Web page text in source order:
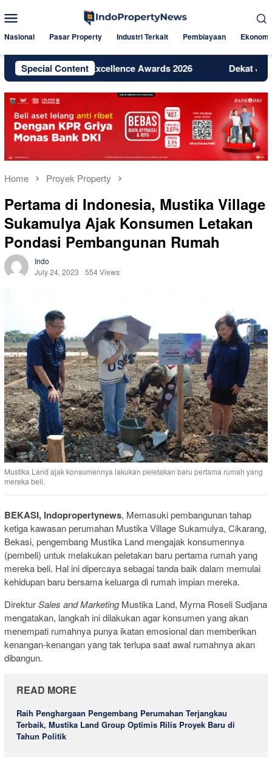
to
Menu
Nasional Pasar Property Industri Terkait Pembiayaan Ekonomi
Special Content
Digital Excellence Awards 2026 Dekat Jakarta dan
Home Proyek Property
Pertama di Indonesia, Mustika Village
Sukamulya Ajak Konsumen Letakan
Pondasi Pembangunan Rumah
Indo
July 24, 2023
554 Views
Mustika Land ajak konsumennya lakukan peletakan baru pertama rumah yang
mereka beli.
BEKASI, Indopropertynews, Memasuki pembangunan tahap
ketiga kawasan perumahan Mustika Village Sukamulya, Cikarang,
Bekasi, pengembang Mustika Land mengajak konsumennya
(pembeli) untuk melakukan peletakan baru pertama rumah yang
mereka beli. Hal ini dipercaya sebagai tanda baik dalam memulai
kehidupan baru bersama keluarga di rumah impian mereka.
DirekturSales and MarketingMustika Land, Myrna Roseli Sudjana
mengatakan, langkah ini dilakukan agar konsumen yang akan
menempati rumahnya punya ikatan emosional dan memberikan
kenangan-kenangan yang tak terlupa saat awal rumahnya akan
dibangun.
READ MORE
Raih Penghargaan Pengembang Perumahan Terjangkau
Terbaik, Mustika Land Group Optimis Rilis Proyek Baru di
Tahun Politik